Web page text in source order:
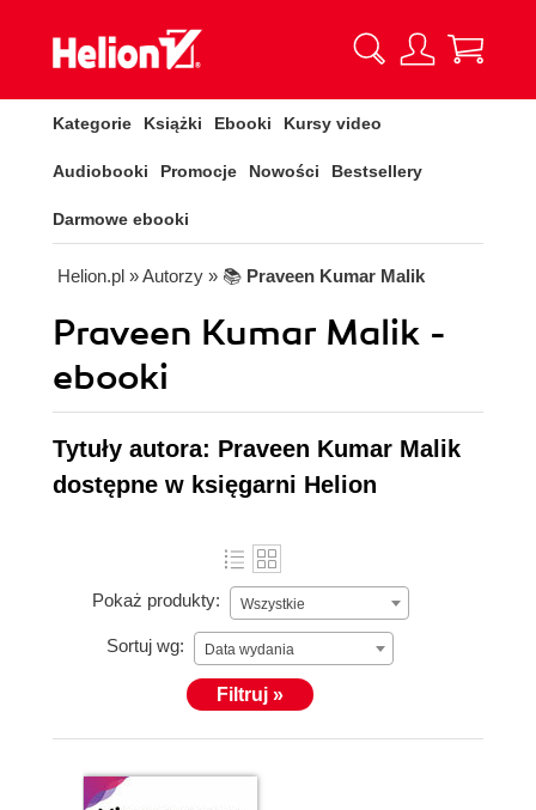
Kategorie Książki Ebooki Kursy video
Audiobooki Promocje Nowości Bestsellery
Darmowe ebooki
Helion.pl » Autorzy » 📚 Praveen Kumar Malik
Praveen Kumar Malik -
ebooki
Tytuły autora: Praveen Kumar Malik
dostępne w księgarni Helion
Pokaż produkty: Wszystkie
Sortuj wg: Data wydania
Filtruj »